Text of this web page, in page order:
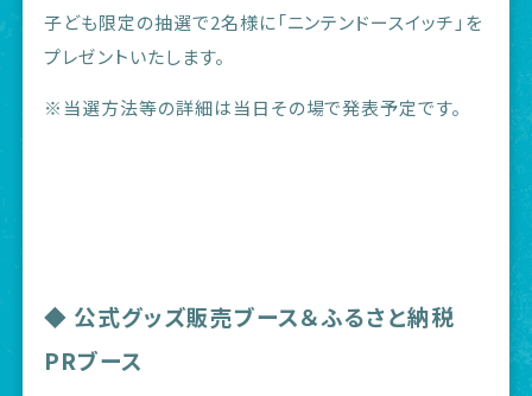
子ども限定の抽選で2名様に「ニンテンドースイッチ」を
プレゼントいたします。
※当選方法等の詳細は当日その場で発表予定です。
◆ 公式グッズ販売ブース＆ふるさと納税
PRブース